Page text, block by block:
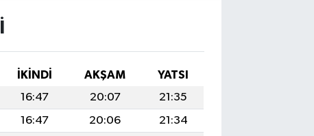
İKINDI AKŞAM
YATSI
16:47 20:07
21:35
16:47 20:06
21:34